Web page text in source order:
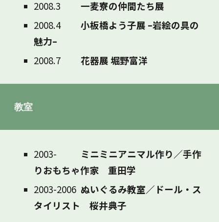
2008.3
一麦寮の仲間たち展
2008.4
小板橋よう子展 –岩絵の具の
魅力–
2008.7
花器展 堀野富洋
教室
2003-
ミニミニアニマル作り／手作
りおもちゃ作家 重田学
2003-2006 ぬいぐるみ教室／ドール・ス
タイリスト 桜井典子